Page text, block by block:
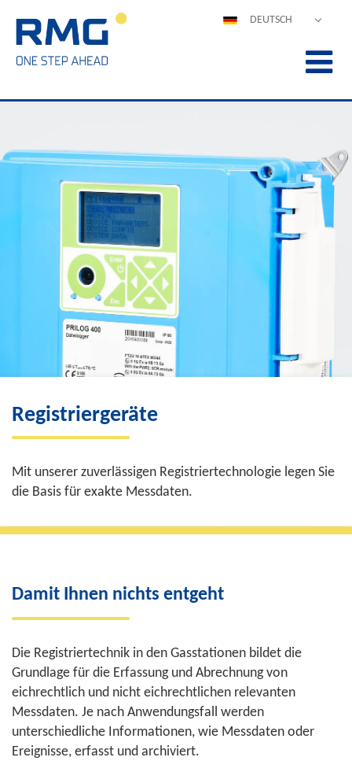
DEUTSCH
中文
PORTUGUÊS
Registriergeräte
Mit unserer zuverlässigen Registriertechnologie legen Sie
die Basis für exakte Messdaten.
Damit Ihnen nichts entgeht
Die Registriertechnik in den Gasstationen bildet die
Grundlage für die Erfassung und Abrechnung von
eichrechtlich und nicht eichrechtlichen relevanten
Messdaten. Je nach Anwendungsfall werden
unterschiedliche Informationen, wie Messdaten oder
Ereignisse, erfasst und archiviert.